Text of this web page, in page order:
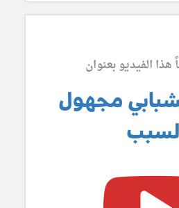
الفيديو بعنوان
مجهول
السبب